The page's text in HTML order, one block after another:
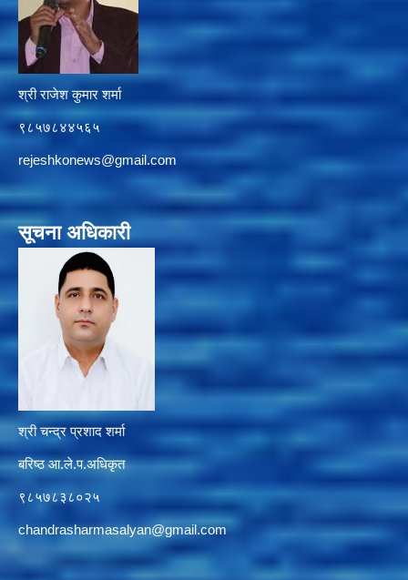
श्री राजेश कुमार शर्मा
९८५७८४४५६५
rejeshkonews@gmail.com
सूचना अधिकारी
श्री चन्द्र प्रशाद शर्मा
बरिष्ठ आ.ले.प.अधिकृत
९८५७८३८०२५
chandrasharmasalyan@gmail.com